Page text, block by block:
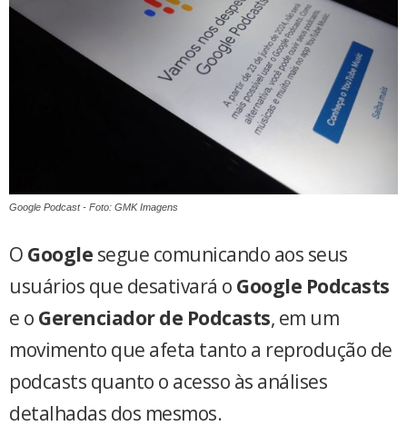
Google Podcast - Foto: GMK Imagens
O Google segue comunicando aos seus
usuários que desativará o Google Podcasts
e o Gerenciador de Podcasts, em um
movimento que afeta tanto a reprodução de
podcasts quanto o acesso às análises
detalhadas dos mesmos.